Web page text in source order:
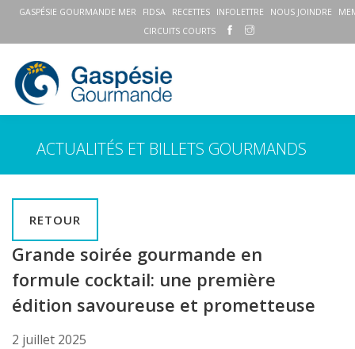
GASPÉSIE GOURMANDE MER FIDSA RECETTES INFOLETTRE NOUS JOINDRE
CIRCUITS COURTS
ACTUALITÉS ET BILLETS GOURMANDS
RETOUR
Grande soirée gourmande en
formule cocktail: une première
édition savoureuse et prometteuse
2 juillet 2025